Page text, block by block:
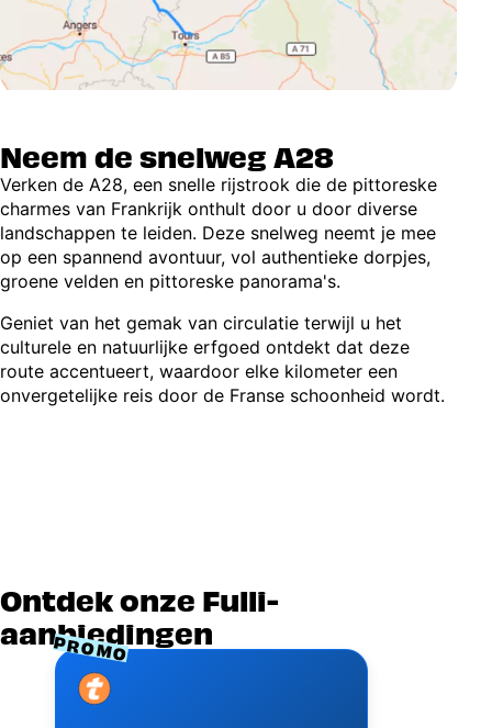
Neem de snelweg A28
Verken de A28, een snelle rijstrook die de pittoreske
charmes van Frankrijk onthult door u door diverse
landschappen te leiden. Deze snelweg neemt je mee
op een spannend avontuur, vol authentieke dorpjes,
groene velden en pittoreske panorama's.
Geniet van het gemak van circulatie terwijl u het
culturele en natuurlijke erfgoed ontdekt dat deze
route accentueert, waardoor elke kilometer een
onvergetelijke reis door de Franse schoonheid wordt.
Ontdek onze Fulli-
aanbiedingen
PROMO
Image